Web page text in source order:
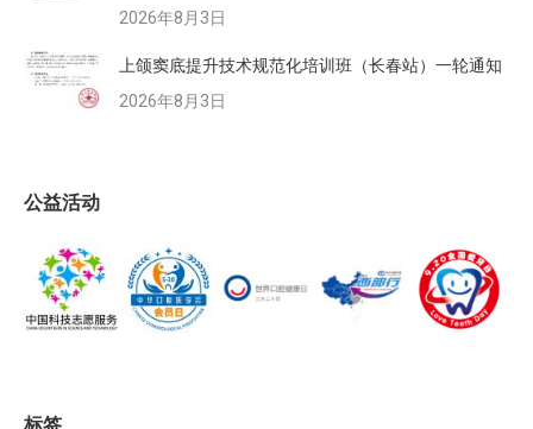
2026年8月3日
上颌窦底提升技术规范化培训班（长春站）一轮通知
2026年8月3日
公益活动